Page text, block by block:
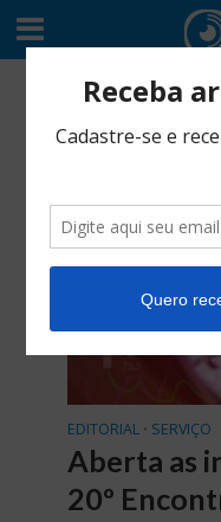
Tag - Valor
EDITORIAL • SERVIÇO
Aberta as
20º